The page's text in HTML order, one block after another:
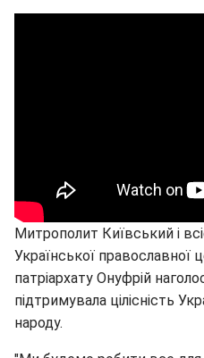
Митрополит Київський і
Української
патріархату Онуфрій
підтримувала цілісність
народу.